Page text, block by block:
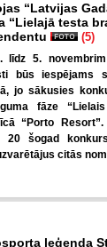
“Latvijas
“Lielajā testa
(5)
līdz 5.
būs iespējams
jo sākusies
fāze
“Porto
20 šogad
citās
leģenda